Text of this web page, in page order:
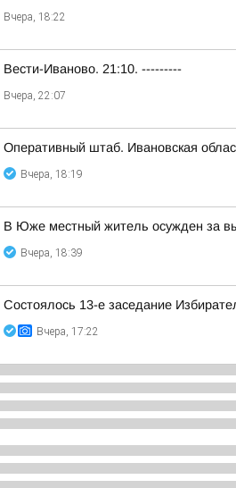
Вчера, 18:22
Вести-Иваново. 21:10. ---------
Вчера, 22:07
Оперативный штаб. Ивановская
Вчера, 18:19
В Юже местный житель осужден за
Вчера, 18:39
Состоялось 13-е заседание
Вчера, 17:22